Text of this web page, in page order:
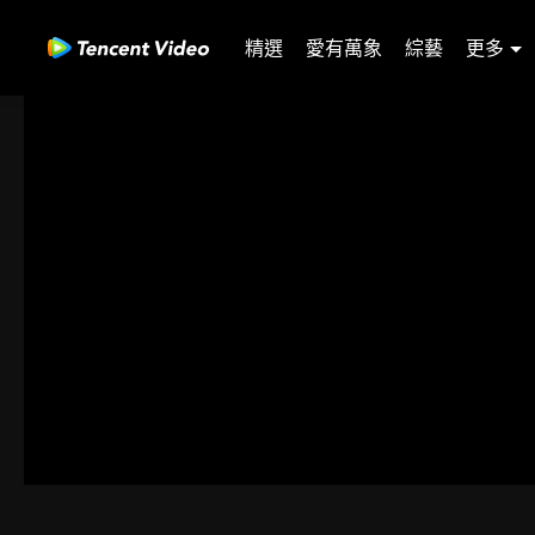
精選 愛有萬象 綜藝 更多